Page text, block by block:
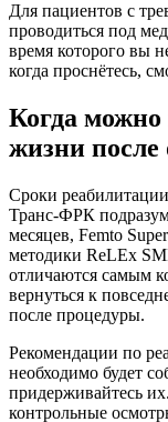
Для пациентов с
проводиться под
время которого вы
когда проснётесь,
Когда
жизни после
Сроки
Транс-ФРК
месяцев, Femto
методики ReLEx
отличаются самым
вернуться к
после процедуры.
Рекомендации по
необходимо будет
придерживайтесь
контрольные